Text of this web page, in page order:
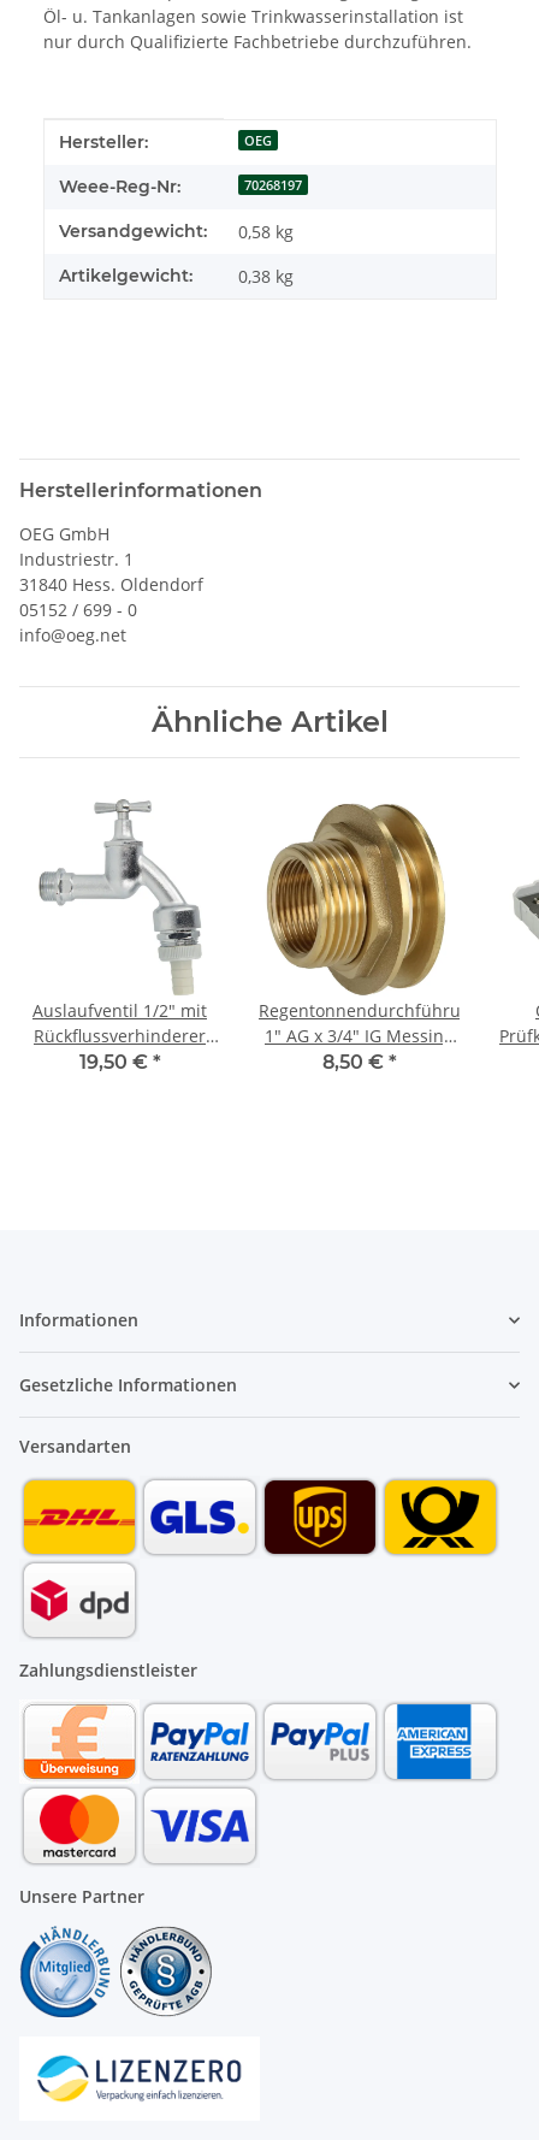
Öl- u. Tankanlagen sowie Trinkwasserinstallation ist
nur durch Qualifizierte Fachbetriebe durchzuführen.
Produkteigenschaft
Wert
Hersteller: OEG
Weee-Reg-Nr: 70268197
Versandgewicht: 0,58 kg
Artikelgewicht: 0,38 kg
Herstellerinformationen
OEG GmbH
Industriestr. 1
31840 Hess. Oldendorf
05152 / 699 - 0
info@oeg.net
Ähnliche Artikel
Auslaufventil 1/2" mit
Rückflussverhinderer
und Rohrbelüfter matt
19,50 € *
Regentonnendurchführung
1" AG x 3/4" IG Messing
Tankdurchführung
8,50 € *
Informationen
Gesetzliche Informationen
Versandarten
Zahlungsdienstleister
Unsere Partner